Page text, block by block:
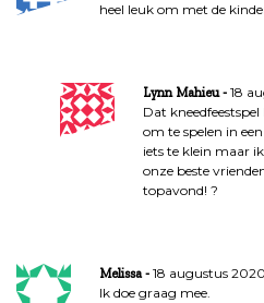
heel leuk om met de
Lynn Mahieu
18
Dat
om te spelen in
iets te klein maar
onze beste
topavond! ?
Melissa
18 augustus 2020
Ik doe graag mee.